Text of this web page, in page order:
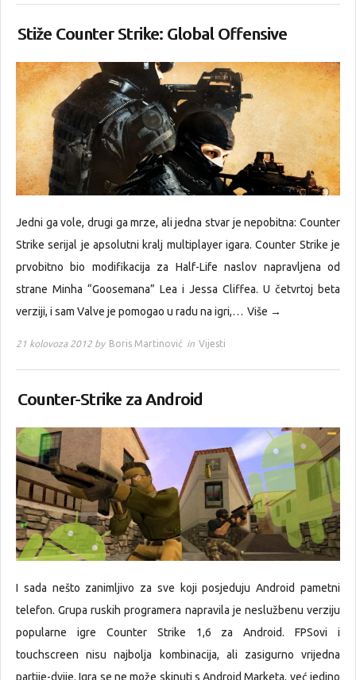
Stiže Counter Strike: Global Offensive
Jedni ga vole, drugi ga mrze, ali jedna stvar je nepobitna: Counter
Strike serijal je apsolutni kralj multiplayer igara. Counter Strike je
prvobitno bio modifikacija za Half-Life naslov napravljena od
strane Minha “Goosemana” Lea i Jessa Cliffea. U četvrtoj beta
verziji, i sam Valve je pomogao u radu na igri,… Više →
21 kolovoza 2012 by Boris Martinović in Vijesti
Counter-Strike za Android
I sada nešto zanimljivo za sve koji posjeduju Android pametni
telefon. Grupa ruskih programera napravila je neslužbenu verziju
popularne igre Counter Strike 1,6 za Android. FPSovi i
touchscreen nisu najbolja kombinacija, ali zasigurno vrijedna
partije-dvije. Igra se ne može skinuti s Android Marketa, već jedino